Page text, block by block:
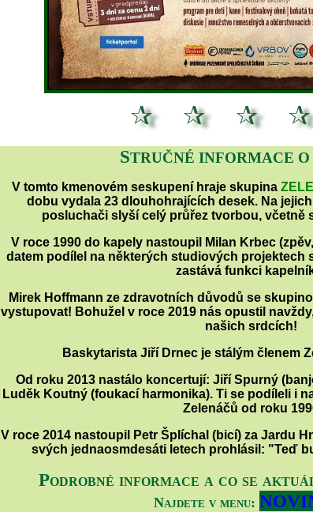
STRUČNÉ INFORMACE O
V tomto kmenovém seskupení hraje skupina
dobu vydala 23 dlouhohrajících desek. Na
posluchači slyší celý průřez tvorbou, včetně
V roce 1990 do kapely nastoupil Milan Krbec
datem podílel na některých studiových projektech
zastává funkci
Mirek Hoffmann ze zdravotních důvodů se
vystupovat! Bohužel v roce 2019 nás opustil
našich srdcích!
Baskytarista Jiří Drnec je stálým členem
Od roku 2013 nastálo koncertují: Jiří Spurný
Luděk Koutný (foukací harmonika). Ti se podíleli i
Zelenáčů od roku
V roce 2014 nastoupil Petr Šplíchal (bicí) za Jardu
svých jednaosmdesáti letech prohlásil: "Teď
Podrobné informace a co se
Najdete v menu: